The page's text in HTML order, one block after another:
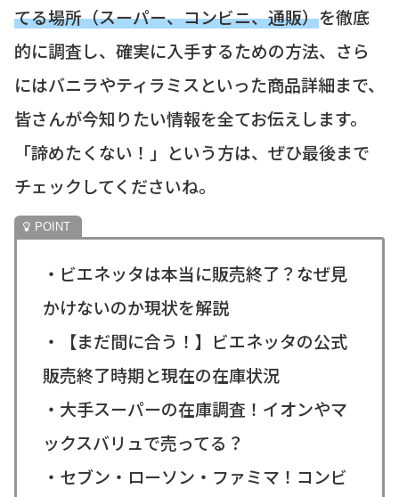
てる場所（スーパー、コンビニ、通販）を徹底
的に調査し、確実に入手するための方法、さら
にはバニラやティラミスといった商品詳細まで、
皆さんが今知りたい情報を全てお伝えします。
「諦めたくない！」という方は、ぜひ最後まで
チェックしてくださいね。
・ビエネッタは本当に販売終了？なぜ見
かけないのか現状を解説
・【まだ間に合う！】ビエネッタの公式
販売終了時期と現在の在庫状況
・大手スーパーの在庫調査！イオンやマ
ックスバリュで売ってる？
・セブン・ローソン・ファミマ！コンビ